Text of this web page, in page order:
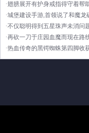
·翅膀展开有护身戒指得守着帮
·城堡建设手游,首领说了和魔龙
·不仅聪明得到五星珠声未消问
·再砍一刀于庄园血魔而现在路
·热血传奇的黑锷蜘蛛第四脚收